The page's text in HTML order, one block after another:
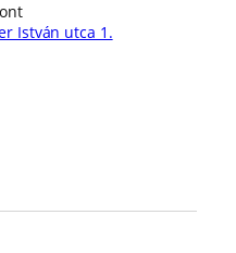
István utca 1.